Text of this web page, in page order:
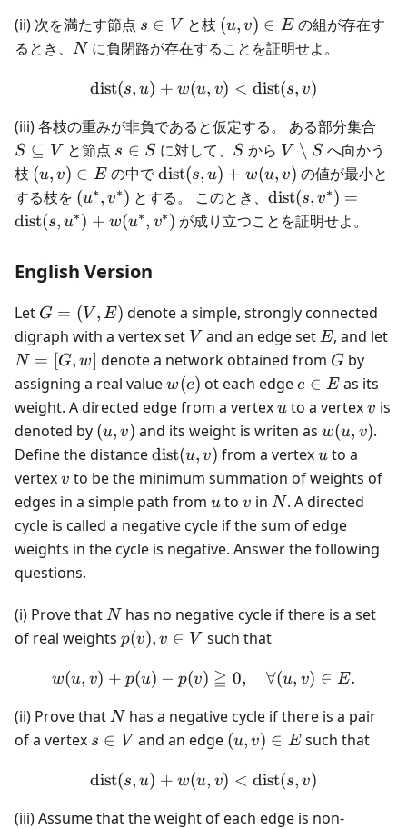
(ii) 次を満たす節点 s
\in
s ∈ V と枝 (u,v)
\in
(u, v) ∈ Eの組が存在す
るとき、
N
N に負閉路が存在することを証明せよ。
\text{dist}(s, u) + w(u,
dist(s, u) + w(u, v) < dist(s, v)
(iii) 各枝の重みが非負であると仮定する。 ある部分集合
V
S ⊆ V と節点 s
\in
S
s ∈ S に対して、 S
S から V
\setminus
S
V ∖ S へ向かう
枝 (u,
v)
\in
(u, v) ∈ Eの中で\text{dist}
(s, u) +
w(u,v)
dist(s, u) + w(u, v) の値が最小と
する枝を (u^*,
v^*)
(u∗, v∗) とする。 このとき、 \text{dist}
(s, v^*) =
dist(s, v∗) =
dist(s, u∗) + w(u∗, v∗) が成り立つことを証明せよ。
English Version
Let G
=
(V,
E)
G = (V , E) denote a simple, strongly connected
digraph with a vertex set V
V and an edge setE
E, and let
N = [G, w] denote a network obtained from G
Gby
assigning a real valuew(e)
w(e) ot each edgee
\in
E
e ∈ E as its
weight. A directed edge from a vertexu
u to a vertexv
v is
denoted by (u,
v)
(u, v) and its weight is writen as w(u,
v)
w(u, v).
Define the distance\text{dist}
(u, v)
dist(u, v) from a vertexu
uto a
vertexv
v to be the minimum summation of weights of
edges in a simple path from u
u to v
v in N
N. A directed
cycle is called a negative cycle if the sum of edge
weights in the cycle is negative. Answer the following
questions.
(i) Prove that N
N has no negative cycle if there is a set
of real weights p(v),
\in
p(v), v ∈ V such that
w(u, v) + p(u) - p(v)
w(u, v) + p(u) − p(v) ≧ 0, ∀(u, v) ∈ E.
(ii) Prove that N
N has a negative cycle if there is a pair
of a vertex s
V
s ∈ V and an edge (u,
\in
(u, v) ∈ Esuch that
\text{dist}(s, u) + w(u,
dist(s, u) + w(u, v) < dist(s, v)
(iii) Assume that the weight of each edge is non-